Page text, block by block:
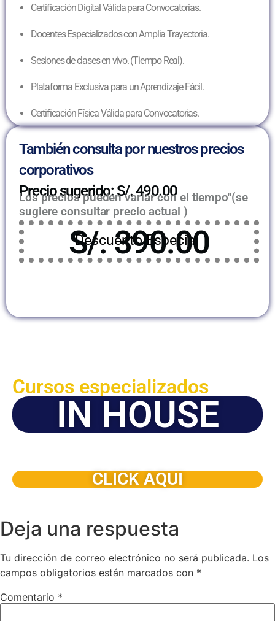
Certificación Digital Válida para Convocatorias.
Docentes Especializados con Amplia Trayectoria.
Sesiones de clases en vivo. (Tiempo Real).
Plataforma Exclusiva para un Aprendizaje Fácil.
Certificación Física Válida para Convocatorias.
También consulta por nuestros precios
corporativos
Precio sugerido: S/. 490.00
Los precios pueden variar con el tiempo"(se
sugiere consultar precio actual )
Descuento Especial
S/. 390.00
Cursos especializados
IN HOUSE
CLICK AQUI
Deja una respuesta
Tu dirección de correo electrónico no será publicada. Los
campos obligatorios están marcados con *
Comentario *